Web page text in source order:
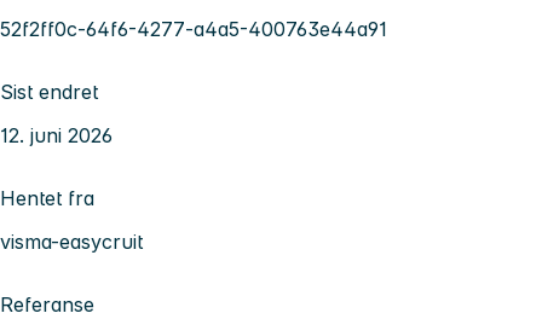
52f2ff0c-64f6-4277-a4a5-400763e44a91
Sist endret
12. juni 2026
Hentet fra
visma-easycruit
Referanse